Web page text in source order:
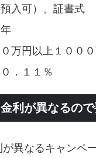
入可）、証書式
万円以上１００
．１１％
利が異なるの
異なるキャンペ